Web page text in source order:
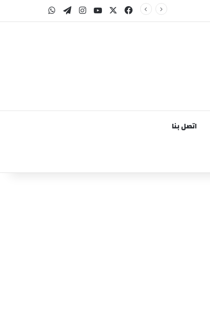
فيسبوك‫YouTubeانستقرام
تيلقرامواتساب
اتصل بنا